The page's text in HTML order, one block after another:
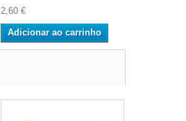
2,60 €
Adicionar ao carrinho